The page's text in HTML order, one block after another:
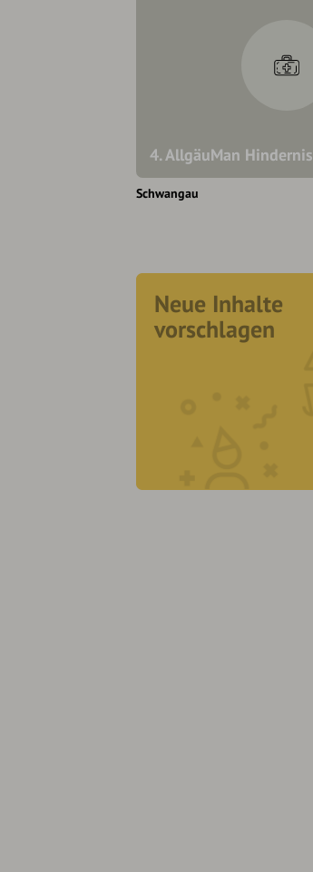
4. AllgäuMan
Schwangau
Neue Inhalte
vorschlagen